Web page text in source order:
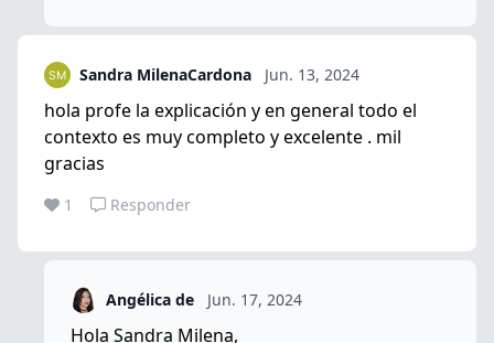
Sandra MilenaCardona Jun. 13, 2024
hola profe la explicación y en general todo el
contexto es muy completo y excelente . mil
gracias
1 Responder
Angélica de Jun. 17, 2024
Hola Sandra Milena,